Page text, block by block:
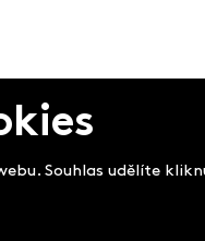
Souhlas udělíte